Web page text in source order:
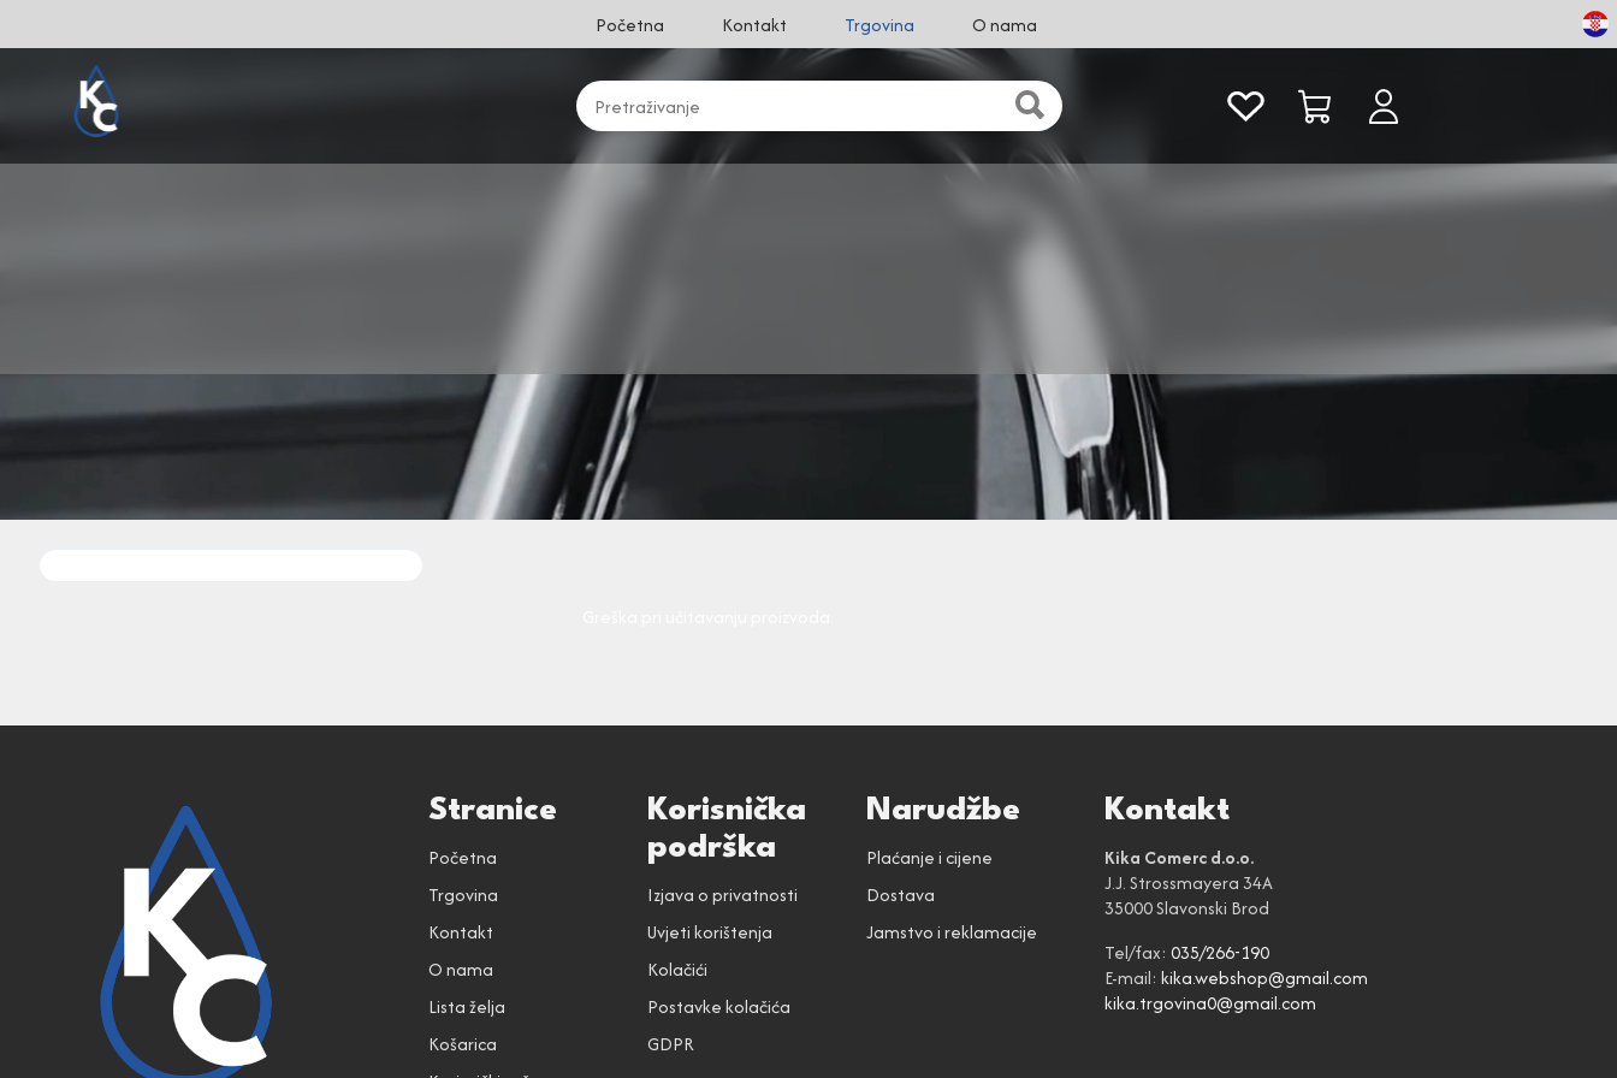
Početna Kontakt Trgovina O nama
Stranice
Početna
Trgovina
Kontakt
O nama
Lista želja
Košarica
Korisnička
podrška
Izjava o privatnosti
Uvjeti korištenja
Kolačići
Postavke kolačića
GDPR
Narudžbe
Plaćanje i cijene
Dostava
Jamstvo i reklamacije
Kontakt
Kika Comerc d.o.o.
J.J. Strossmayera 34A
35000 Slavonski Brod
Tel/fax: 035/266-190
E-mail: kika.webshop@gmail.com
kika.trgovina0@gmail.com